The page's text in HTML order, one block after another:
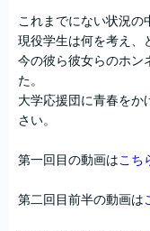
これまでにない状況の
現役学生は何を考え、
今の彼ら彼女らのホン
た。
大学応援団に青春をか
さい。
第一回目の動画はこち
第二回目前半の動画は